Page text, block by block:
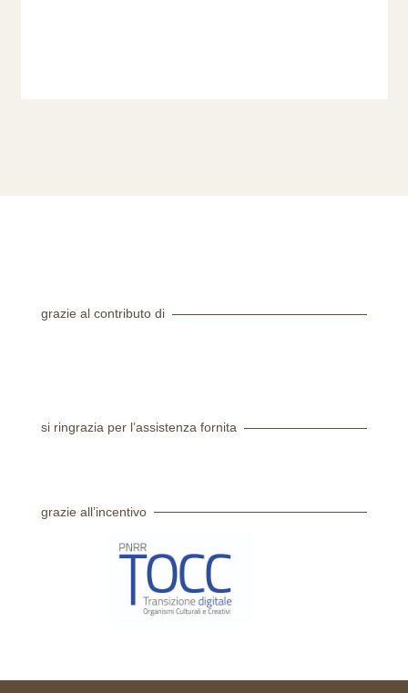
grazie al contributo di
si ringrazia per l’assistenza fornita
grazie all’incentivo